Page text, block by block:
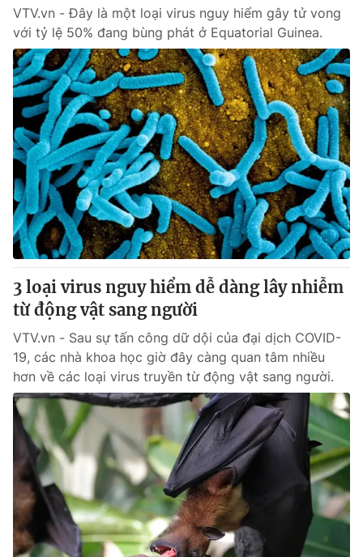
Photo Infographic
Video Shorts video
VTV Money VTV Thể thao
VTV Sức khoẻ Bất động sản
Thị trường 24h Tấm lòng Việt
VTV4 Vươn mình bằng AI
VTV9 VTV8
Liên hệ tòa soạn English
THỜI BÁO VTV
Theo dõi báo trên
Cơ quan chủ quản:Đài Truyền hình Việt Nam
Cơ quan báo chí:Thời báo VTV
VTV.vn - Đây là một loại virus nguy hiểm gây tử vong
với tỷ lệ 50% đang bùng phát ở Equatorial Guinea.
3 loại virus nguy hiểm dễ dàng lây nhiễm
từ động vật sang người
VTV.vn - Sau sự tấn công dữ dội của đại dịch COVID-
19, các nhà khoa học giờ đây càng quan tâm nhiều
hơn về các loại virus truyền từ động vật sang người.